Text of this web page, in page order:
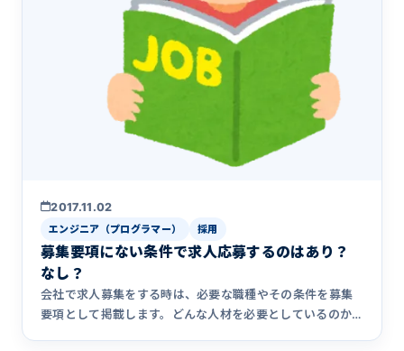
2017.11.02
エンジニア（プログラマー） 採用
募集要項にない条件で求人応募するのはあり？
なし？
会社で求人募集をする時は、必要な職種やその条件を募集
要項として掲載します。どんな人材を必要としているのか